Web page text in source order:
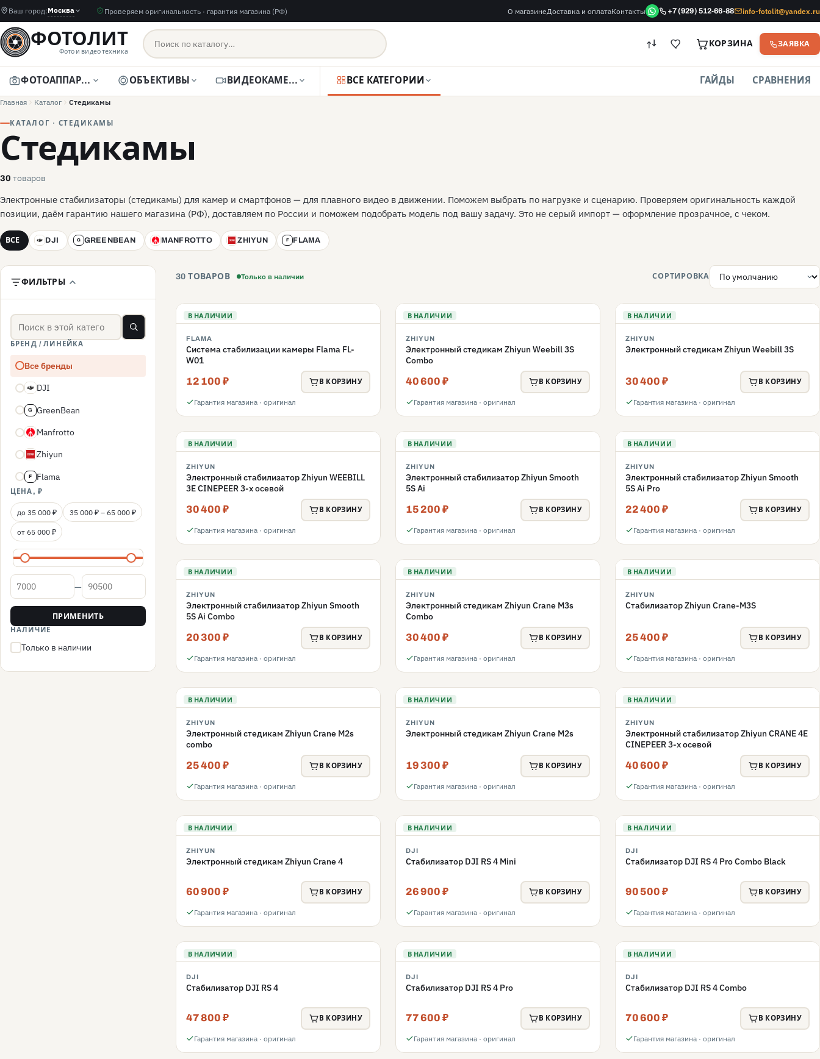
Ваш город:Москва Проверяем оригинальность · гарантия магазина (РФ) О магазинеДоставка и оплатаКонтакты +7 (929) 512-66-88 info-fotolit@yandex.ru
ФОТОЛИТ
Фото и видео техника
КОРЗИНА ЗАЯВКА
ФОТОАППАРАТЫ ОБЪЕКТИВЫ ВИДЕОКАМЕРЫ ВСЕ КАТЕГОРИИ ГАЙДЫ СРАВНЕНИЯ
Главная Каталог Стедикамы
КАТАЛОГ · СТЕДИКАМЫ
Стедикамы
30 товаров
Электронные стабилизаторы (стедикамы) для камер и смартфонов — для плавного видео в движении. Поможем выбрать по нагрузке и сценарию. Проверяем оригинальность каждой
позиции, даём гарантию нашего магазина (РФ), доставляем по России и поможем подобрать модель под вашу задачу. Это не серый импорт — оформление прозрачное, с чеком.
ВСЕ D DJI G GREENBEAN M MANFROTTO Z ZHIYUN F FLAMA
ФИЛЬТРЫ
БРЕНД / ЛИНЕЙКА
Все бренды
D DJI
G GreenBean
M Manfrotto
Z Zhiyun
F Flama
ЦЕНА, ₽
до 35 000 ₽ 35 000 ₽ – 65 000 ₽
от 65 000 ₽
Цена от
—
Цена до
ПРИМЕНИТЬ
НАЛИЧИЕ
Только в наличии
(нажмите, чтобы включить)
30 ТОВАРОВ Только в наличии СОРТИРОВКА
В НАЛИЧИИ
FLAMA
Система стабилизации камеры Flama FL-
W01
12 100 ₽ В КОРЗИНУ
Гарантия магазина · оригинал
В НАЛИЧИИ
ZHIYUN
Электронный стедикам Zhiyun Weebill 3S
Combo
40 600 ₽ В КОРЗИНУ
Гарантия магазина · оригинал
В НАЛИЧИИ
ZHIYUN
Электронный стедикам Zhiyun Weebill 3S
30 400 ₽ В КОРЗИНУ
Гарантия магазина · оригинал
В НАЛИЧИИ
ZHIYUN
Электронный стабилизатор Zhiyun WEEBILL
3E CINEPEER 3-х осевой
30 400 ₽ В КОРЗИНУ
Гарантия магазина · оригинал
В НАЛИЧИИ
ZHIYUN
Электронный стабилизатор Zhiyun Smooth
5S Ai
15 200 ₽ В КОРЗИНУ
Гарантия магазина · оригинал
В НАЛИЧИИ
ZHIYUN
Электронный стабилизатор Zhiyun Smooth
5S Ai Pro
22 400 ₽ В КОРЗИНУ
Гарантия магазина · оригинал
В НАЛИЧИИ
ZHIYUN
Электронный стабилизатор Zhiyun Smooth
5S Ai Combo
20 300 ₽ В КОРЗИНУ
Гарантия магазина · оригинал
В НАЛИЧИИ
ZHIYUN
Электронный стедикам Zhiyun Crane M3s
Combo
30 400 ₽ В КОРЗИНУ
Гарантия магазина · оригинал
В НАЛИЧИИ
ZHIYUN
Стабилизатор Zhiyun Crane-M3S
25 400 ₽ В КОРЗИНУ
Гарантия магазина · оригинал
В НАЛИЧИИ
ZHIYUN
Электронный стедикам Zhiyun Crane M2s
combo
25 400 ₽ В КОРЗИНУ
Гарантия магазина · оригинал
В НАЛИЧИИ
ZHIYUN
Электронный стедикам Zhiyun Crane M2s
19 300 ₽ В КОРЗИНУ
Гарантия магазина · оригинал
В НАЛИЧИИ
ZHIYUN
Электронный стабилизатор Zhiyun CRANE 4E
CINEPEER 3-х осевой
40 600 ₽ В КОРЗИНУ
Гарантия магазина · оригинал
В НАЛИЧИИ
ZHIYUN
Электронный стедикам Zhiyun Crane 4
60 900 ₽ В КОРЗИНУ
Гарантия магазина · оригинал
В НАЛИЧИИ
DJI
Стабилизатор DJI RS 4 Mini
26 900 ₽ В КОРЗИНУ
Гарантия магазина · оригинал
В НАЛИЧИИ
DJI
Стабилизатор DJI RS 4 Pro Combo Black
90 500 ₽ В КОРЗИНУ
Гарантия магазина · оригинал
В НАЛИЧИИ
DJI
Стабилизатор DJI RS 4
47 800 ₽ В КОРЗИНУ
Гарантия магазина · оригинал
В НАЛИЧИИ
DJI
Стабилизатор DJI RS 4 Pro
77 600 ₽ В КОРЗИНУ
Гарантия магазина · оригинал
В НАЛИЧИИ
DJI
Стабилизатор DJI RS 4 Combo
70 600 ₽ В КОРЗИНУ
Гарантия магазина · оригинал